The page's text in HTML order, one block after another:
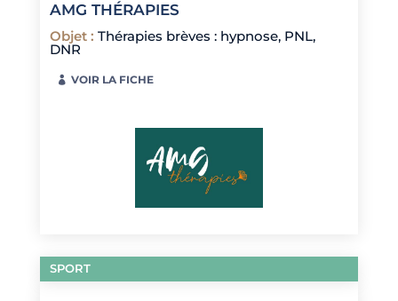
AMG THÉRAPIES
Objet : Thérapies brèves : hypnose, PNL,
DNR
VOIR LA FICHE
SPORT